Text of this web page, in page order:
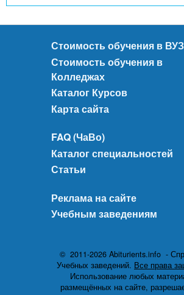
Стоимость обучения в
Стоимость обучения в
Колледжах
Каталог Курсов
Карта сайта
FAQ (ЧаВо)
Каталог специальностей
Статьи
Реклама на сайте
Учебным заведениям
© 2011-2026 Abiturients.info -
Учебных заведений. Все права
Использование любых
размещённых на сайте,